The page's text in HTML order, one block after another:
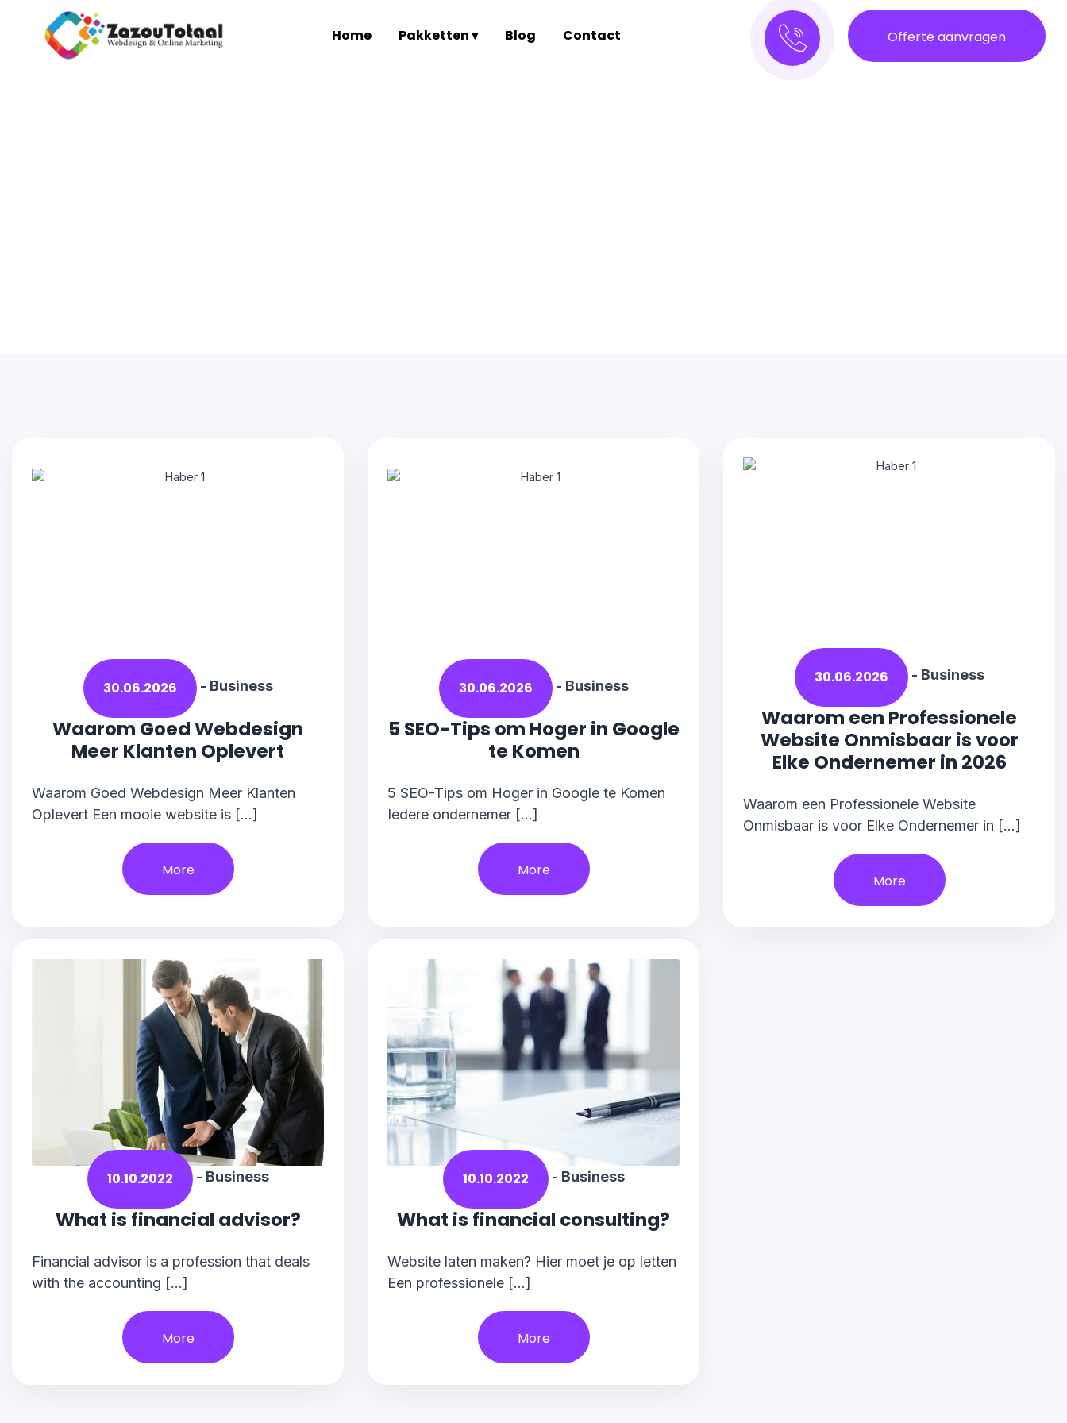
Home Pakketten ▾ Blog Contact Offerte aanvragen
30.06.2026 - Business
Waarom Goed Webdesign
Meer Klanten Oplevert
Waarom Goed Webdesign Meer Klanten
Oplevert Een mooie website is […]
More
30.06.2026 - Business
5 SEO-Tips om Hoger in Google
te Komen
5 SEO-Tips om Hoger in Google te Komen
Iedere ondernemer […]
More
30.06.2026 - Business
Waarom een Professionele
Website Onmisbaar is voor
Elke Ondernemer in 2026
Waarom een Professionele Website
Onmisbaar is voor Elke Ondernemer in […]
More
10.10.2022 - Business
What is financial advisor?
Financial advisor is a profession that deals
with the accounting […]
More
10.10.2022 - Business
What is financial consulting?
Website laten maken? Hier moet je op letten
Een professionele […]
More